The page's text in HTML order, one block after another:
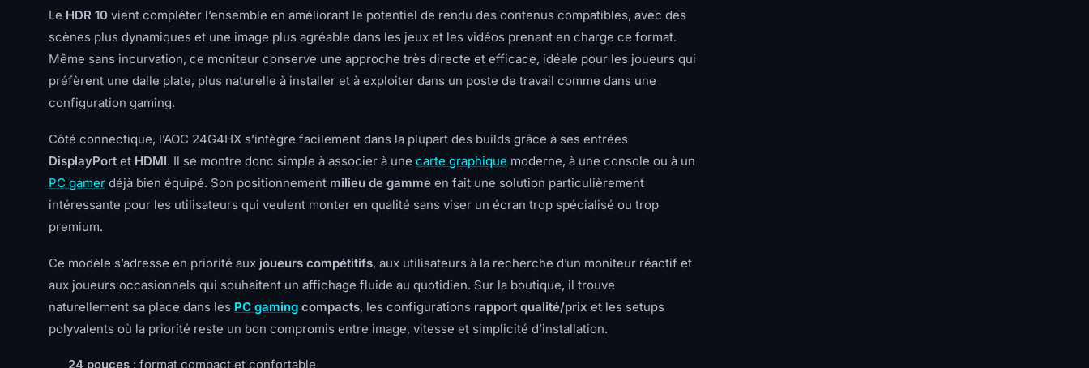
Le HDR 10 vient compléter l’ensemble en améliorant le potentiel de rendu des contenus compatibles, avec des
scènes plus dynamiques et une image plus agréable dans les jeux et les vidéos prenant en charge ce format.
Même sans incurvation, ce moniteur conserve une approche très directe et efficace, idéale pour les joueurs qui
préfèrent une dalle plate, plus naturelle à installer et à exploiter dans un poste de travail comme dans une
configuration gaming.
Côté connectique, l’AOC 24G4HX s’intègre facilement dans la plupart des builds grâce à ses entrées
DisplayPort et HDMI. Il se montre donc simple à associer à une carte graphique moderne, à une console ou à un
PC gamer déjà bien équipé. Son positionnement milieu de gamme en fait une solution particulièrement
intéressante pour les utilisateurs qui veulent monter en qualité sans viser un écran trop spécialisé ou trop
premium.
Ce modèle s’adresse en priorité aux joueurs compétitifs, aux utilisateurs à la recherche d’un moniteur réactif et
aux joueurs occasionnels qui souhaitent un affichage fluide au quotidien. Sur la boutique, il trouve
naturellement sa place dans les PC gaming compacts, les configurations rapport qualité/prix et les setups
polyvalents où la priorité reste un bon compromis entre image, vitesse et simplicité d’installation.
24 pouces : format compact et confortable